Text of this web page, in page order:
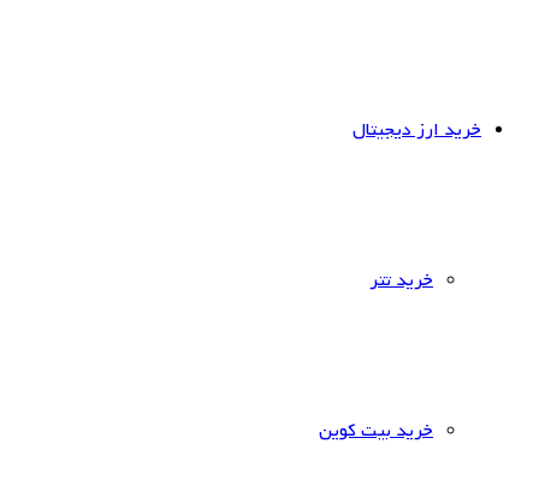
خرید ارز دیجیتال
خرید تتر
خرید بیت کوین